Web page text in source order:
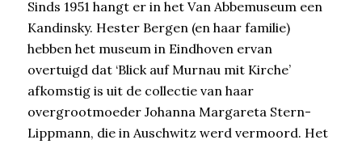
Sinds 1951 hangt er in het Van Abbemuseum een
Kandinsky. Hester Bergen (en haar familie)
hebben het museum in Eindhoven ervan
overtuigd dat ‘Blick auf Murnau mit Kirche’
afkomstig is uit de collectie van haar
overgrootmoeder Johanna Margareta Stern-
Lippmann, die in Auschwitz werd vermoord. Het